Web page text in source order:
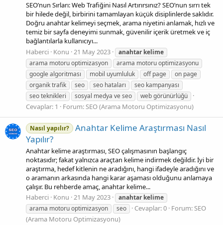
SEO’nun Sırları: Web Trafiğini Nasıl Artırırsınız? SEO’nun sırrı tek
bir hilede değil, birbirini tamamlayan küçük disiplinlerde saklıdır.
Doğru anahtar kelimeyi seçmek, arama niyetini anlamak, hızlı ve
temiz bir sayfa deneyimi sunmak, güvenilir içerik üretmek ve iç
bağlantılarla kullanıcıyı...
Haberci Konu 21 May 2023 anahtar kelime
arama motoru optimizasyon
arama motoru optimizasyonu
google algoritması
mobil uyumluluk off page
on page
organik trafik
seo seo hataları
seo kampanyası
seo teknikleri
sosyal medya ve seo web görünürlüğü
Cevaplar: 1 Forum:SEO (Arama Motoru Optimizasyonu)
Nasıl yapılır?
Anahtar Kelime Araştırması Nasıl
Yapılır?
Anahtar kelime araştırması, SEO çalışmasının başlangıç
noktasıdır; fakat yalnızca araçtan kelime indirmek değildir. İyi bir
araştırma, hedef kitlenin ne aradığını, hangi ifadeyle aradığını ve
o aramanın arkasında hangi karar aşaması olduğunu anlamaya
çalışır. Bu rehberde amaç, anahtar kelime...
Haberci Konu 21 May 2023 anahtar kelime
arama motoru optimizasyon
seo Cevaplar: 0 Forum:SEO
(Arama Motoru Optimizasyonu)